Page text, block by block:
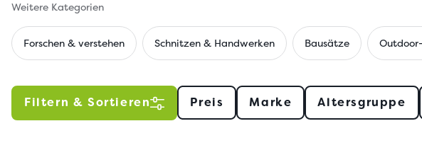
Weitere Kategorien
Forschen & verstehen Schnitzen & Handwerken Bausätze
Filtern & Sortieren Preis Marke Altersgruppe